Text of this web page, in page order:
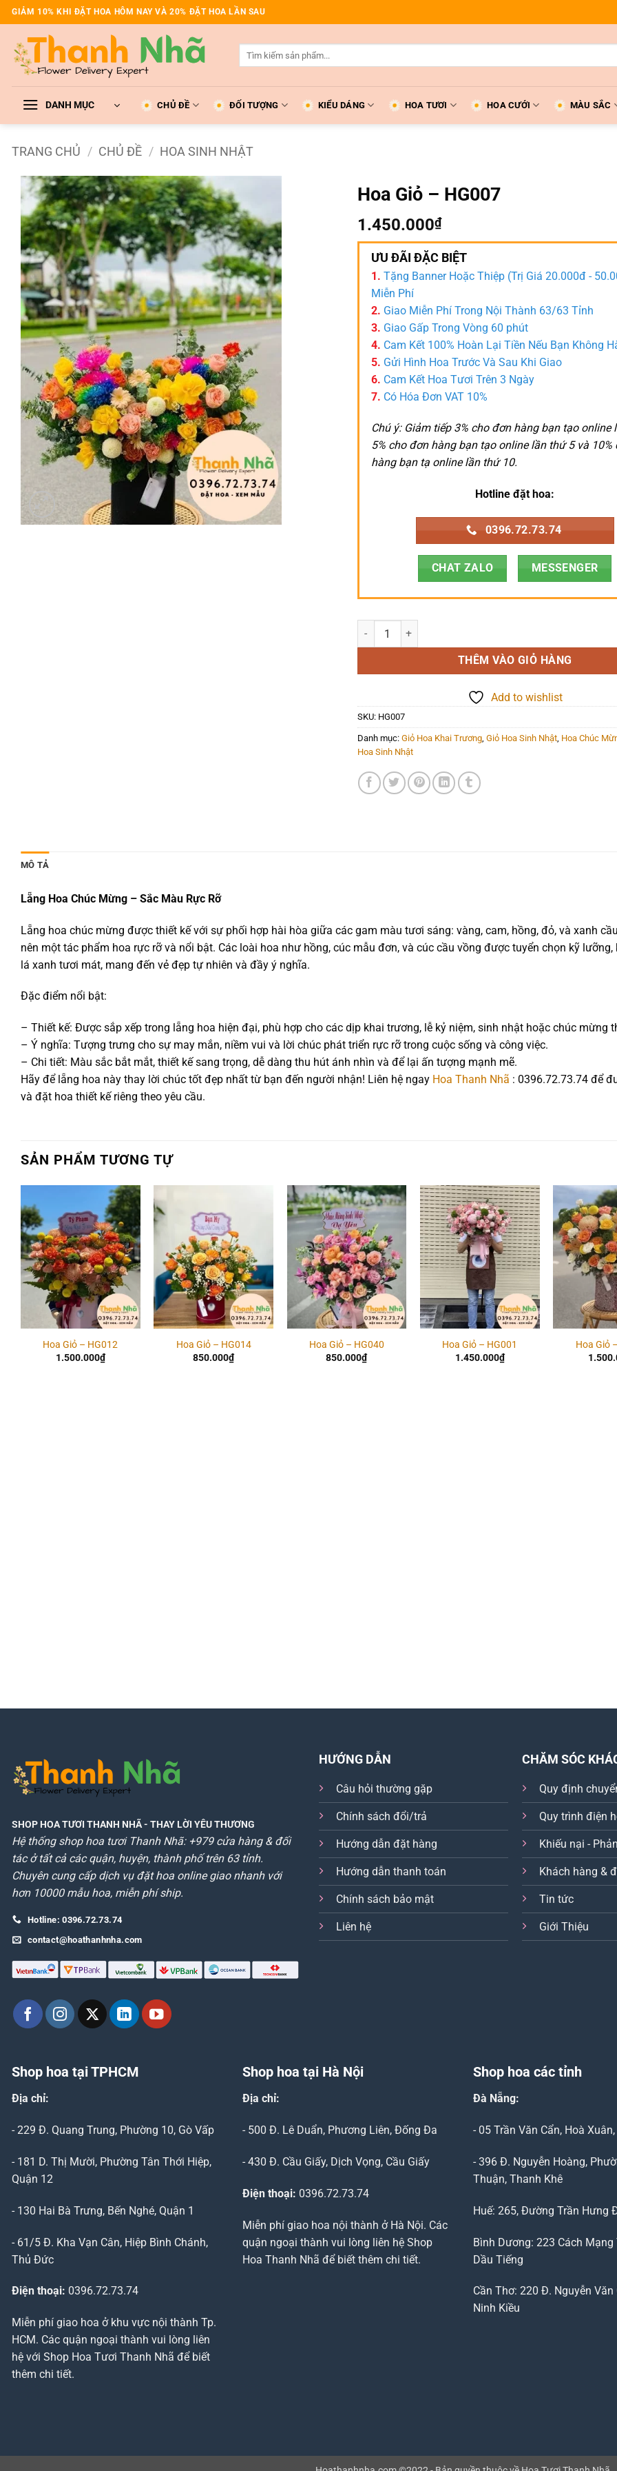
Bỏ
qua
dung
GIẢM 10% KHI ĐẶT HOA HÔM NAY VÀ 20% ĐẶT HOA LẦN SAU
DANH MỤC CHỦ ĐỀ ĐỐI TƯỢNG KIỂU DÁNG HOA TƯƠI HOA CƯỚI MÀU SẮC
TRANG CHỦ / CHỦ ĐỀ / HOA SINH NHẬT
Add to
wishlist
Hoa Giỏ – HG007
1.450.000₫
ƯU ĐÃI ĐẶC BIỆT
1. Tặng Banner Hoặc Thiệp (Trị Giá 20.000đ -
Miễn Phí
2. Giao Miễn Phí Trong Nội Thành 63/63 Tỉnh
3. Giao Gấp Trong Vòng 60 phút
4. Cam Kết 100% Hoàn Lại Tiền Nếu Bạn Không
5. Gửi Hình Hoa Trước Và Sau Khi Giao
6. Cam Kết Hoa Tươi Trên 3 Ngày
7. Có Hóa Đơn VAT 10%
Chú ý: Giảm tiếp 3% cho đơn hàng bạn tạo online
5% cho đơn hàng bạn tạo online lần thứ 5 và 10%
hàng bạn tạ online lần thứ 10.
Hotline đặt hoa:
0396.72.73.74
CHAT ZALO MESSENGER
Hoa Giỏ - HG007 số lượng
THÊM VÀO GIỎ HÀNG
Add to wishlist
SKU: HG007
Danh mục: Giỏ Hoa Khai Trương, Giỏ Hoa Sinh Nhật, Hoa Chúc
Hoa Sinh Nhật
MÔ TẢ
Lẵng Hoa Chúc Mừng – Sắc Màu Rực Rỡ
Lẵng hoa chúc mừng được thiết kế với sự phối hợp hài hòa giữa các gam màu tươi sáng: vàng, cam, hồng, đỏ, và xanh
nên một tác phẩm hoa rực rỡ và nổi bật. Các loài hoa như hồng, cúc mẫu đơn, và cúc cầu vồng được tuyển chọn kỹ lưỡng,
lá xanh tươi mát, mang đến vẻ đẹp tự nhiên và đầy ý nghĩa.
Đặc điểm nổi bật:
– Thiết kế: Được sắp xếp trong lẵng hoa hiện đại, phù hợp cho các dịp khai trương, lễ kỷ niệm, sinh nhật hoặc chúc mừng
– Ý nghĩa: Tượng trưng cho sự may mắn, niềm vui và lời chúc phát triển rực rỡ trong cuộc sống và công việc.
– Chi tiết: Màu sắc bắt mắt, thiết kế sang trọng, dễ dàng thu hút ánh nhìn và để lại ấn tượng mạnh mẽ.
Hãy để lẵng hoa này thay lời chúc tốt đẹp nhất từ bạn đến người nhận! Liên hệ ngay Hoa Thanh Nhã : 0396.72.73.74 để
và đặt hoa thiết kế riêng theo yêu cầu.
SẢN PHẨM TƯƠNG TỰ
Add to
wishlist
Hoa Giỏ – HG012
1.500.000₫
wishlist
Hoa Giỏ – HG014
850.000₫
Add to
wishlist
Hoa Giỏ – HG040
850.000₫
Add to
wishlist
Hoa Giỏ – HG001
1.450.000₫
Hoa Giỏ
SHOP HOA TƯƠI THANH NHÃ- THAY LỜI YÊU THƯƠNG
Hệ thống shop hoa tươi Thanh Nhã: +979 cửa hàng & đối
tác ở tất cả các quận, huyện, thành phố trên 63 tỉnh.
Chuyên cung cấp dịch vụ đặt hoa online giao nhanh với
hơn 10000 mẫu hoa, miễn phí ship.
Hotline: 0396.72.73.74
contact@hoathanhnha.com
HƯỚNG DẪN
Câu hỏi thường gặp
Chính sách đổi/trả
Hướng dẫn đặt hàng
Hướng dẫn thanh toán
Chính sách bảo mật
Liên hệ
CHĂM SÓC
Quy định
Quy trình điện
Khiếu nại -
Khách hàng &
Tin tức
Giới Thiệu
Shop hoa tại TPHCM
Địa chỉ:
- 229 Đ. Quang Trung, Phường 10, Gò Vấp
- 181 D. Thị Mười, Phường Tân Thới Hiệp,
Quận 12
- 130 Hai Bà Trưng, Bến Nghé, Quận 1
- 61/5 Đ. Kha Vạn Cân, Hiệp Bình Chánh,
Thủ Đức
Điện thoại: 0396.72.73.74
Miễn phí giao hoa ở khu vực nội thành Tp.
HCM. Các quận ngoại thành vui lòng liên
hệ với Shop Hoa Tươi Thanh Nhã để biết
thêm chi tiết.
Shop hoa tại Hà Nội
Địa chỉ:
- 500 Đ. Lê Duẩn, Phương Liên, Đống Đa
- 430 Đ. Cầu Giấy, Dịch Vọng, Cầu Giấy
Điện thoại: 0396.72.73.74
Miễn phí giao hoa nội thành ở Hà Nội. Các
quận ngoại thành vui lòng liên hệ Shop
Hoa Thanh Nhã để biết thêm chi tiết.
Shop hoa các tỉnh
Đà Nẵng:
- 05 Trần Văn Cẩn, Hoà
- 396 Đ. Nguyễn Hoàng,
Thuận, Thanh Khê
Huế: 265, Đường Trần Hưng
Bình Dương: 223 Cách Mạng
Dầu Tiếng
Cần Thơ: 220 Đ. Nguyễn Văn
Ninh Kiều